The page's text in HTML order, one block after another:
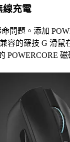
線充電
問題。添加
容的羅技 G 滑鼠
POWERCORE